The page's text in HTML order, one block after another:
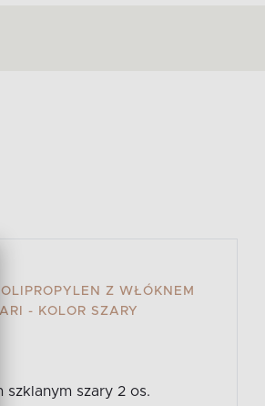
Z WŁÓKNEM
- KOLOR SZARY
szklanym szary 2 os.